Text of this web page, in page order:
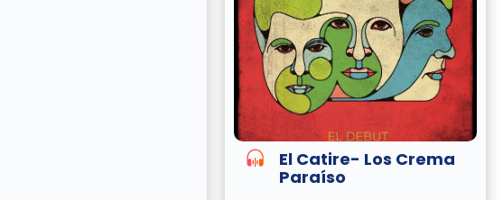
El Catire- Los Crema
Paraíso